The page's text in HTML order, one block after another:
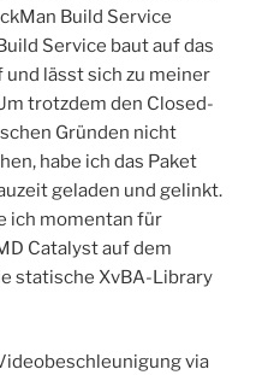
Build Service
Service baut auf das
und lässt sich zu meiner
trotzdem den Closed-
Gründen nicht
habe ich das Paket
geladen und gelinkt.
ich momentan für
Catalyst auf dem
statische XvBA-Library
via